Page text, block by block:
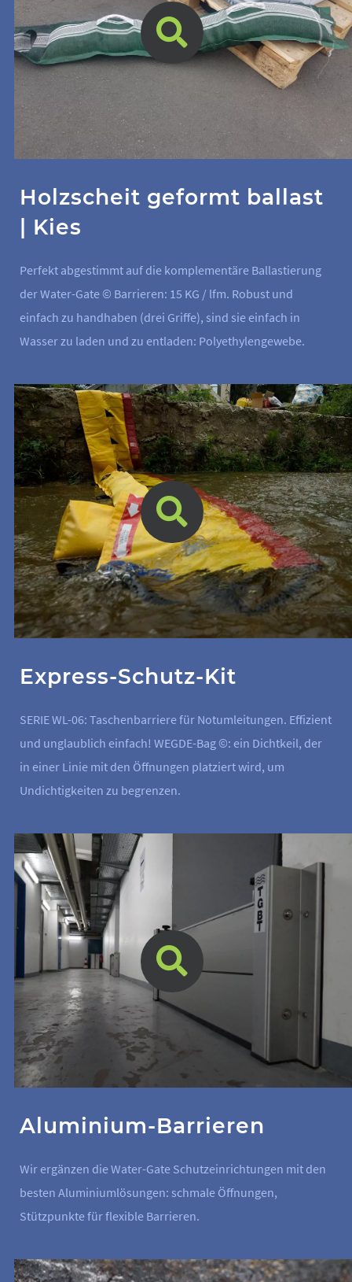
Holzscheit geformt ballast
| Kies
Perfekt abgestimmt auf die komplementäre Ballastierung
der Water-Gate © Barrieren: 15 KG / lfm. Robust und
einfach zu handhaben (drei Griffe), sind sie einfach in
Wasser zu laden und zu entladen: Polyethylengewebe.
Express-Schutz-Kit
SERIE WL-06: Taschenbarriere für Notumleitungen. Effizient
und unglaublich einfach! WEGDE-Bag ©: ein Dichtkeil, der
in einer Linie mit den Öffnungen platziert wird, um
Undichtigkeiten zu begrenzen.
Aluminium-Barrieren
Wir ergänzen die Water-Gate Schutzeinrichtungen mit den
besten Aluminiumlösungen: schmale Öffnungen,
Stützpunkte für flexible Barrieren.